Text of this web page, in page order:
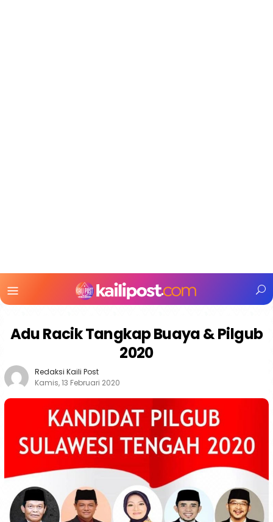
Mobile
Adu Racik Tangkap Buaya & Pilgub
2020
Redaksi Kaili Post
Kamis, 13 Februari 2020